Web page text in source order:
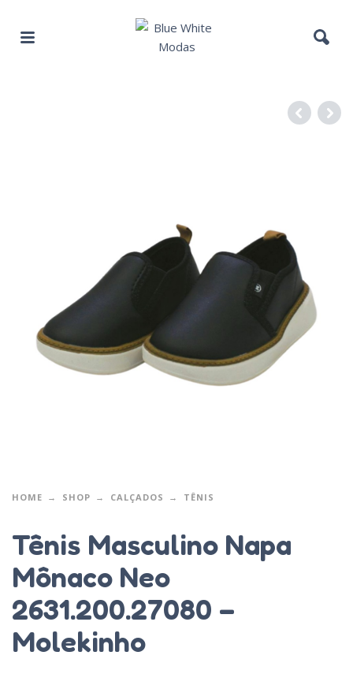
HOME SHOP CALÇADOS TÊNIS
Tênis Masculino Napa
Mônaco Neo
2631.200.27080 –
Molekinho